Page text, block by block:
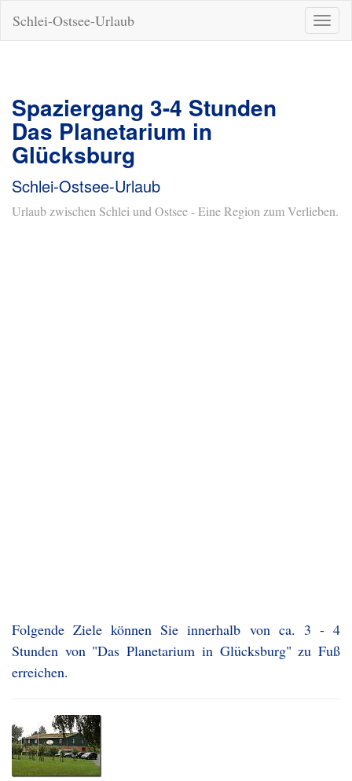
ein-/
Schlei-Ostsee-Urlaub
Spaziergang 3-4 Stunden
Das Planetarium in
Glücksburg
Schlei-Ostsee-Urlaub
Urlaub zwischen Schlei und Ostsee - Eine Region zum Verlieben.
Folgende Ziele können Sie innerhalb von ca. 3 - 4
Stunden von "Das Planetarium in Glücksburg" zu Fuß
erreichen.